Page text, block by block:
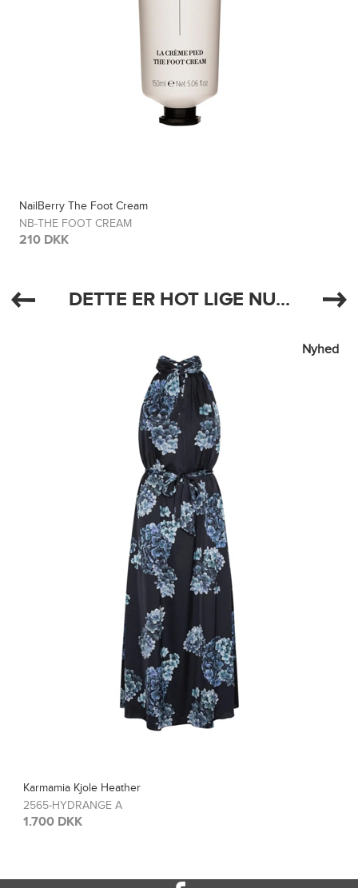
NailBerry The Foot Cream
NB-THE FOOT CREAM
210 DKK
DETTE ER HOT LIGE NU...